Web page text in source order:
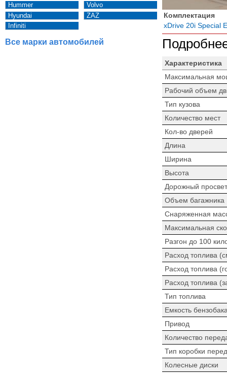
Hummer
Hyundai
Infiniti
Volvo
ZAZ
Все марки автомобилей
Комплектация
xDrive 20i Special
Характеристика
Максимальная
Рабочий объем
Тип кузова
Количество мест
Кол-во дверей
Длина
Ширина
Высота
Дорожный просвет
Объем багажника
Снаряженная
Максимальная
Разгон до 100
Расход топлива
Расход топлива
Расход топлива
Тип топлива
Емкость
Привод
Количество
Тип коробки
Колесные диски